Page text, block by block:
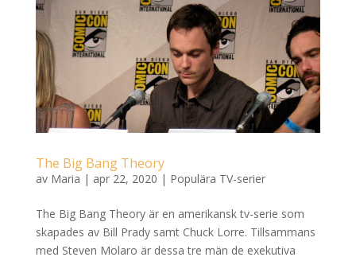
The Big Bang Theory
av Maria | apr 22, 2020 | Populära TV-serier
The Big Bang Theory är en amerikansk tv-serie som
skapades av Bill Prady samt Chuck Lorre. Tillsammans
med Steven Molaro är dessa tre män de exekutiva